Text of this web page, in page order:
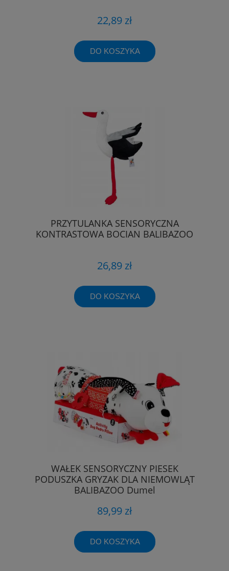
22,89 zł
DO KOSZYKA
PRZYTULANKA SENSORYCZNA
KONTRASTOWA BOCIAN BALIBAZOO
26,89 zł
DO KOSZYKA
WAŁEK SENSORYCZNY PIESEK
PODUSZKA GRYZAK DLA NIEMOWLĄT
BALIBAZOO Dumel
89,99 zł
DO KOSZYKA